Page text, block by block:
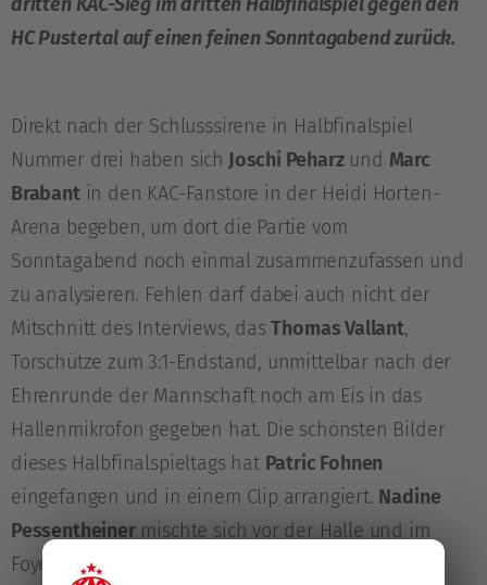
dritten KAC-Sieg im dritten Halbfinalspiel gegen den
HC Pustertal auf einen feinen Sonntagabend zurück.
Direkt nach der Schlusssirene in Halbfinalspiel
Nummer drei haben sich Joschi Peharzund Marc
Brabantin den KAC-Fanstore in der Heidi Horten-
Arena begeben, um dort die Partie vom
Sonntagabend noch einmal zusammenzufassen und
zu analysieren. Fehlen darf dabei auch nicht der
Mitschnitt des Interviews, dasThomas Vallant,
Torschütze zum 3:1-Endstand, unmittelbar nach der
Ehrenrunde der Mannschaft noch am Eis in das
Hallenmikrofon gegeben hat. Die schönsten Bilder
dieses Halbfinalspieltags hat Patric Fohnen
eingefangen und in einem Clip arrangiert. Nadine
Pessentheinermischte sich vor der Halle und im
Foyer unter die KAC-Fans, um sie nach ihren